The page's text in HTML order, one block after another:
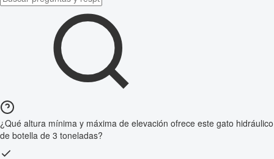
¿Qué altura mínima y máxima de elevación ofrece este gato hidráulico
de botella de 3 toneladas?